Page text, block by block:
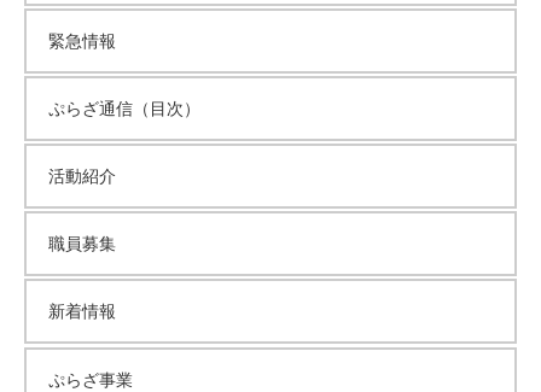
緊急情報
ぷらざ通信（目次）
活動紹介
職員募集
新着情報
ぷらざ事業